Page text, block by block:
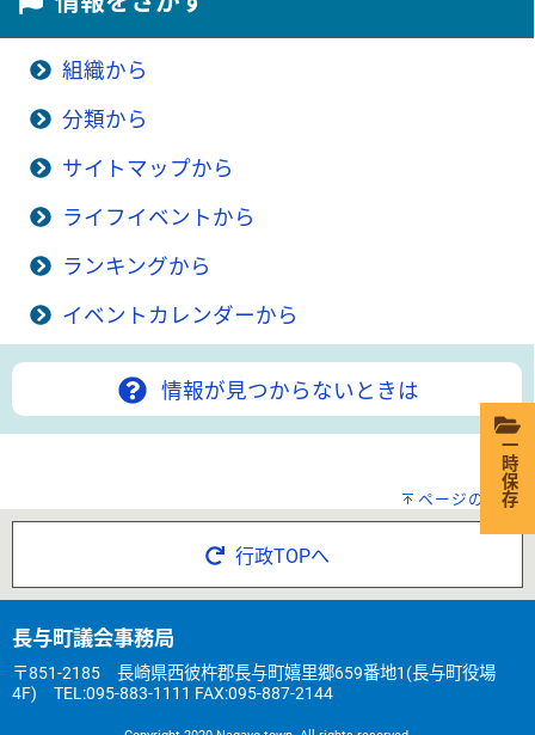
組織から
分類から
サイトマップから
ライフイベントから
ランキングから
イベントカレンダーから
情報が見つからないときは
ページの先頭へ
行政TOPへ
長与町議会事務局
〒851-2185 長崎県西彼杵郡長与町嬉里郷659番地1(長与町役場
4F) TEL:095-883-1111 FAX:095-887-2144
一時保存